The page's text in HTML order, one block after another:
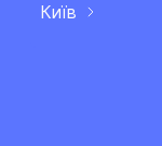
Київ